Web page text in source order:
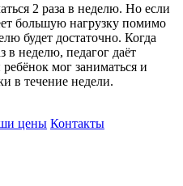
2 раза в неделю. Но если
большую нагрузку помимо
будет достаточно. Когда
в неделю, педагог даёт
мог заниматься и
в течение недели.
цены Контакты